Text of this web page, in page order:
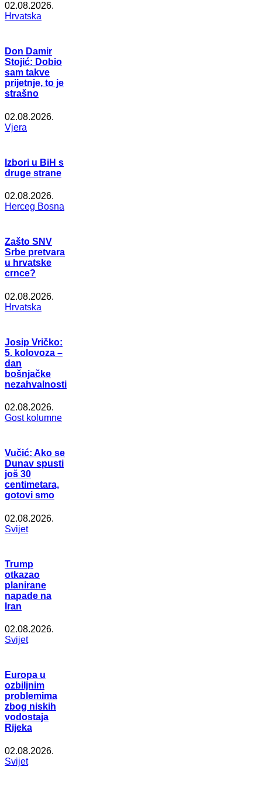
02.08.2026.
Hrvatska
Don Damir
Stojić: Dobio
sam takve
prijetnje, to je
strašno
02.08.2026.
Vjera
Izbori u BiH s
druge strane
02.08.2026.
Herceg Bosna
Zašto SNV
Srbe pretvara
u hrvatske
crnce?
02.08.2026.
Hrvatska
Josip Vričko:
5. kolovoza –
dan
bošnjačke
nezahvalnosti
02.08.2026.
Gost kolumne
Vučić: Ako se
Dunav spusti
još 30
centimetara,
gotovi smo
02.08.2026.
Svijet
Trump
otkazao
planirane
napade na
Iran
02.08.2026.
Svijet
Europa u
ozbiljnim
problemima
zbog niskih
vodostaja
Rijeka
02.08.2026.
Svijet